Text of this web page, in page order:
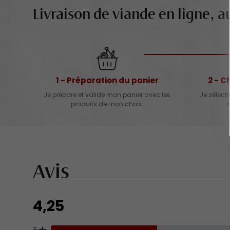
Livraison de viande en ligne,
1 - Préparation du panier
Je prépare et valide mon panier avec les
produits de mon choix.
2 -
Je
Avis